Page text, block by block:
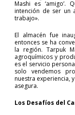
Mashi es ‘amigo’.
intención de ser un
trabajo».
El almacén fue
entonces se ha
la región. Tarpuk
agroquímicos y
es el servicio
solo vendemos
nuestra experiencia,
asegura.
Los Desafíos del